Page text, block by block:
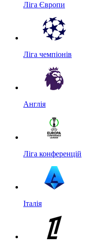
Ліга Європи
Ліга чемпіонів
Англія
Ліга конференцій
Італія